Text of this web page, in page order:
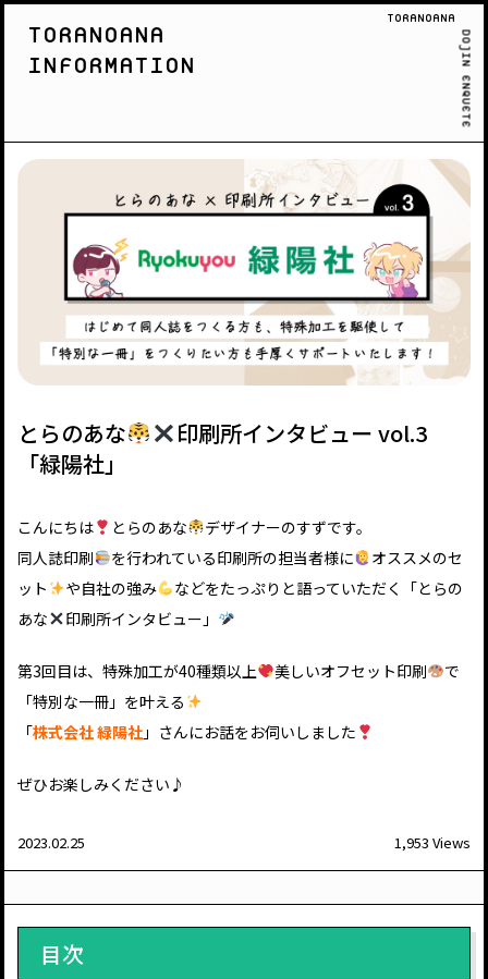
TORANOANA
DOJIN ENQUETE
TORANOANA
INFORMATION
とらのあな
印刷所インタビュー vol.3
「緑陽社」
こんにちは とらのあな
デザイナーのすずです。
同人誌印刷
を行われている印刷所の担当者様に
オススメのセ
ット
や自社の強み
などをたっぷりと語っていただく「とらの
あな
印刷所インタビュー」
第3回目は、 特殊加工が40種類以上 美しいオフセット印刷
で
「特別な一冊」を叶える
「株式会社 緑陽社 」さんにお話をお伺いしました
ぜひお楽しみください♪
2023.02.25 1,953 Views
目次